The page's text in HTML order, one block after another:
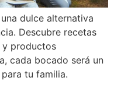
dulce alternativa
Descubre recetas
y productos
cada bocado será un
tu familia.